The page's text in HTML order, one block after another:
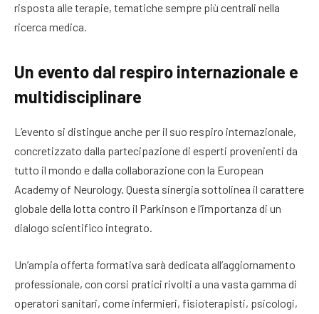
risposta alle terapie, tematiche sempre più centrali nella
ricerca medica.
Un evento dal respiro internazionale e
multidisciplinare
L’evento si distingue anche per il suo respiro internazionale,
concretizzato dalla partecipazione di esperti provenienti da
tutto il mondo e dalla collaborazione con la European
Academy of Neurology. Questa sinergia sottolinea il carattere
globale della lotta contro il Parkinson e l’importanza di un
dialogo scientifico integrato.
Un’ampia offerta formativa sarà dedicata all’aggiornamento
professionale, con corsi pratici rivolti a una vasta gamma di
operatori sanitari, come infermieri, fisioterapisti, psicologi,